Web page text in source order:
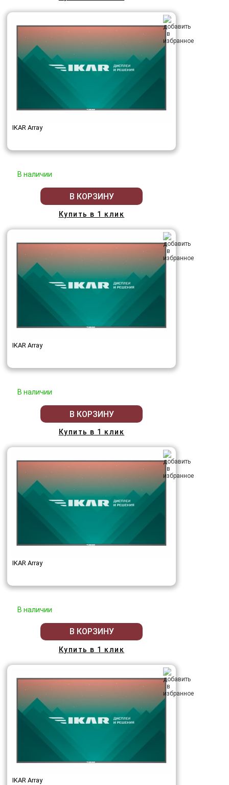
IKAR Array
В наличии
В КОРЗИНУ
Купить в 1 клик
IKAR Array
В наличии
В КОРЗИНУ
Купить в 1 клик
IKAR Array
В наличии
В КОРЗИНУ
Купить в 1 клик
IKAR Array